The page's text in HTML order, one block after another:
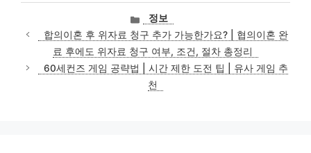
카
테
고
리
정보
합의이혼 후 위자료 청구 추가 가능한가요? | 협의이혼 완
료 후에도 위자료 청구 여부, 조건, 절차 총정리
60세컨즈 게임 공략법 | 시간 제한 도전 팁 | 유사 게임 추
천